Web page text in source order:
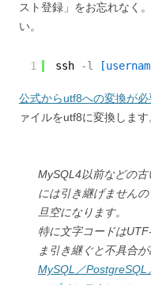
スト登録」をお忘れなく
い。
1 ssh -l
公式からutf8への変換が
ァイルをutf8に変換します
MySQL4以前などの
には引き継げません
旦空になります。
特に文字コードは
ま引き継ぐと不具合
MySQL／PostgreSQL